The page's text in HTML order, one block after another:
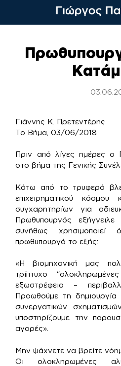
content
Γιάννης K. Πρετεντέρης
Το Βήμα, 03/06/2018
Πριν από λίγες ημέρες ο
στο βήμα της Γενικής
Κάτω από το τρυφερό
επιχειρηματικού
συγχαρητηρίων για
Πρωθυπουργός
συνήθως χρησιμοποιεί
πρωθυπουργό το εξής:
«Η βιομηχανική μας
τρίπτυχο
εξωστρέφεια –
Προωθούμε τη
συνεργατικών
υποστηρίζουμε την
αγορές».
Μην ψάχνετε να βρείτε
Οι ολοκληρωμένες